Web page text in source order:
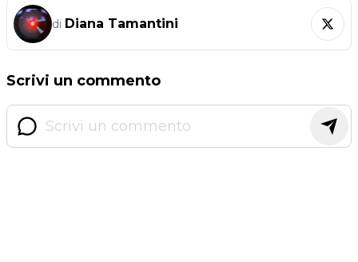
di Diana Tamantini
Scrivi un commento